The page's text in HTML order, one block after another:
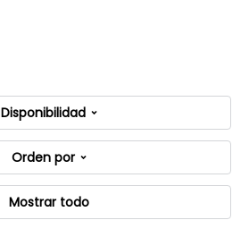
Disponibilidad
Orden por
Mostrar todo